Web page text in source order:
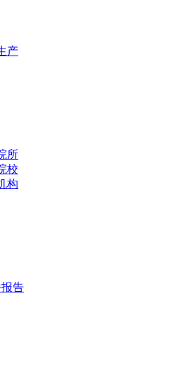
产
所
校
构
告